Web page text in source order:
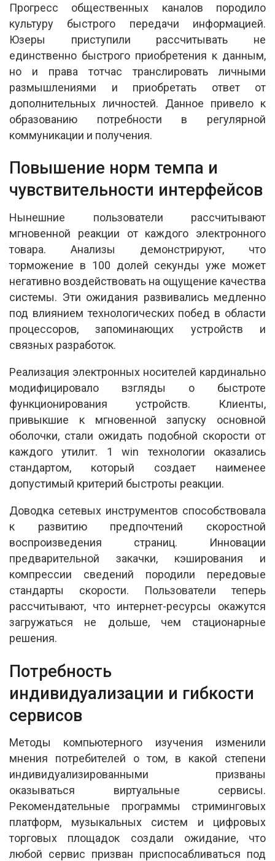
Прогресс общественных каналов породило
культуру быстрого передачи информацией.
Юзеры приступили рассчитывать не
единственно быстрого приобретения к данным,
но и права тотчас транслировать личными
размышлениями и приобретать ответ от
дополнительных личностей. Данное привело к
образованию потребности в регулярной
коммуникации и получения.
Повышение норм темпа и
чувствительности интерфейсов
Нынешние пользователи рассчитывают
мгновенной реакции от каждого электронного
товара. Анализы демонстрируют, что
торможение в 100 долей секунды уже может
негативно воздействовать на ощущение качества
системы. Эти ожидания развивались медленно
под влиянием технологических побед в области
процессоров, запоминающих устройств и
связных разработок.
Реализация электронных носителей кардинально
модифицировало взгляды о быстроте
функционирования устройств. Клиенты,
привыкшие к мгновенной запуску основной
оболочки, стали ожидать подобной скорости от
каждого утилит. 1 win технологии оказались
стандартом, который создает наименее
допустимый критерий быстроты реакции.
Доводка сетевых инструментов способствовала
к развитию предпочтений скоростной
воспроизведения страниц. Инновации
предварительной закачки, кэширования и
компрессии сведений породили передовые
стандарты скорости. Пользователи теперь
рассчитывают, что интернет-ресурсы окажутся
загружаться не дольше, чем стационарные
решения.
Потребность
индивидуализации и гибкости
сервисов
Методы компьютерного изучения изменили
мнения потребителей о том, в какой степени
индивидуализированными призваны
оказываться виртуальные сервисы.
Рекомендательные программы стриминговых
платформ, музыкальных систем и цифровых
торговых площадок создали ожидание, что
любой сервис призван приспосабливаться под